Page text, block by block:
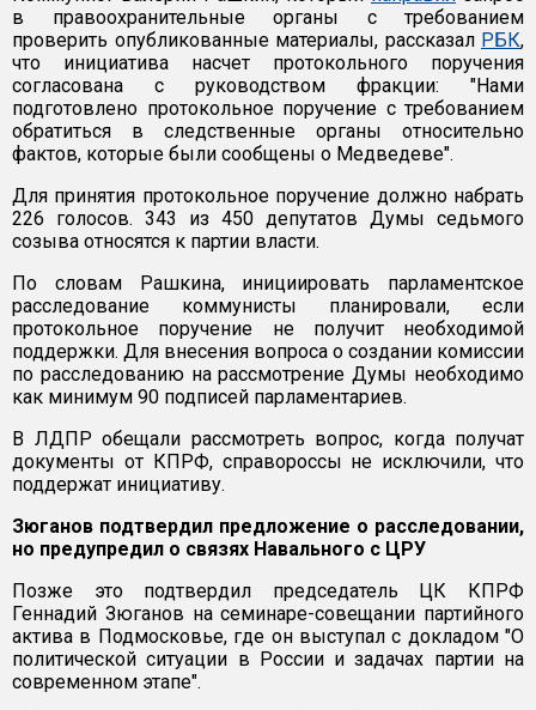
в правоохранительные органы с требованием
проверить опубликованные материалы, рассказал РБК,
что инициатива насчет протокольного поручения
согласована с руководством фракции: "Нами
подготовлено протокольное поручение с требованием
обратиться в следственные органы относительно
фактов, которые были сообщены о Медведеве".
Для принятия протокольное поручение должно набрать
226 голосов. 343 из 450 депутатов Думы седьмого
созыва относятся к партии власти.
По словам Рашкина, инициировать парламентское
расследование коммунисты планировали, если
протокольное поручение не получит необходимой
поддержки. Для внесения вопроса о создании комиссии
по расследованию на рассмотрение Думы необходимо
как минимум 90 подписей парламентариев.
В ЛДПР обещали рассмотреть вопрос, когда получат
документы от КПРФ, справороссы не исключили, что
поддержат инициативу.
Зюганов подтвердил предложение о расследовании,
но предупредил о связях Навального с ЦРУ
Позже это подтвердил председатель ЦК КПРФ
Геннадий Зюганов на семинаре-совещании партийного
актива в Подмосковье, где он выступал с докладом "О
политической ситуации в России и задачах партии на
современном этапе".